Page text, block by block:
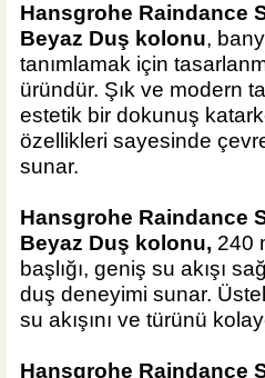
Hansgrohe Raindance
Beyaz Duş kolonu,
tanımlamak için
üründür. Şık ve modern
estetik bir dokunuş
özellikleri sayesinde
sunar.
Hansgrohe Raindance
Beyaz Duş kolonu, 240
başlığı, geniş su akışı
duş deneyimi sunar.
su akışını ve türünü
Hansgrohe Raindance